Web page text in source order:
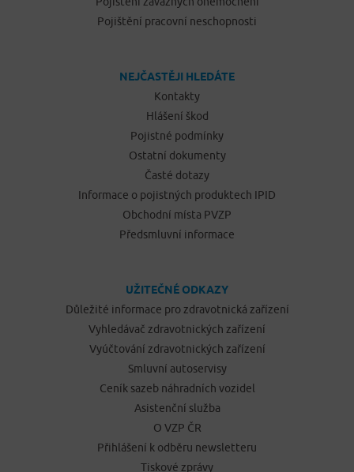
Pojištění pracovní neschopnosti
NEJČASTĚJI HLEDÁTE
Kontakty
Hlášení škod
Pojistné podmínky
Ostatní dokumenty
Časté dotazy
Informace o pojistných produktech IPID
Obchodní místa PVZP
Předsmluvní informace
UŽITEČNÉ ODKAZY
Důležité informace pro zdravotnická zařízení
Vyhledávač zdravotnických zařízení
Vyúčtování zdravotnických zařízení
Smluvní autoservisy
Ceník sazeb náhradních vozidel
Asistenční služba
O VZP ČR
Přihlášení k odběru newsletteru
Tiskové zprávy